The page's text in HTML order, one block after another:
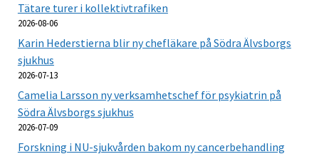
Tätare turer i kollektivtrafiken
2026-08-06
Karin Hederstierna blir ny chefläkare på Södra Älvsborgs
sjukhus
2026-07-13
Camelia Larsson ny verksamhetschef för psykiatrin på
Södra Älvsborgs sjukhus
2026-07-09
Forskning i NU-sjukvården bakom ny cancerbehandling